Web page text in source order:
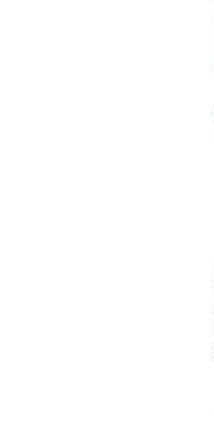
לסקודה –
בה ולא רק
המסורתיים של
סביר בלבד (כאשר